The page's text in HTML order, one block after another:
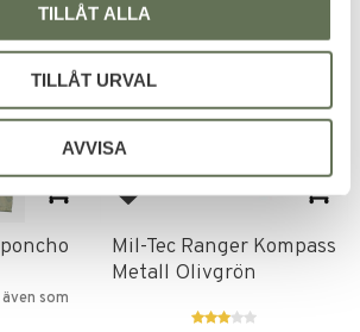
TILLÅT ALLA
TILLÅT URVAL
AVVISA
som
Lägg till i favoriter
Mil-Tec Ranger Kompass
Metall Olivgrön